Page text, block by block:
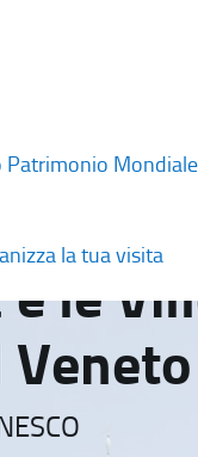
Patrimonio Mondiale
la tua visita
e le